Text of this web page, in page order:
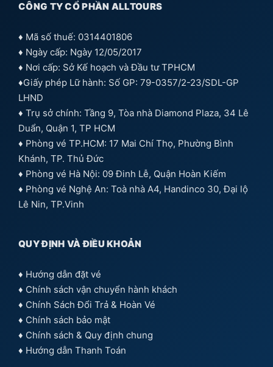
CÔNG TY CỔ PHẦN ALLTOURS
♦ Mã số thuế: 0314401806
♦ Ngày cấp: Ngày 12/05/2017
♦ Nơi cấp: Sở Kế hoạch và Đầu tư TPHCM
♦Giấy phép Lữ hành: Số GP: 79-0357/2-23/SDL-GP
LHND
♦ Trụ sở chính: Tầng 9, Tòa nhà Diamond Plaza, 34 Lê
Duẩn, Quận 1, TP HCM
♦ Phòng vé TP.HCM: 17 Mai Chí Thọ, Phường Bình
Khánh, TP. Thủ Đức
♦ Phòng vé Hà Nội: 09 Đinh Lễ, Quận Hoàn Kiếm
♦ Phòng vé Nghệ An: Toà nhà A4, Handinco 30, Đại lộ
Lê Nin, TP.Vinh
QUY ĐỊNH VÀ ĐIỀU KHOẢN
♦ Hướng dẫn đặt vé
♦ Chính sách vận chuyển hành khách
♦ Chính Sách Đổi Trả & Hoàn Vé
♦ Chính sách bảo mật
♦ Chính sách & Quy định chung
♦ Hướng dẫn Thanh Toán